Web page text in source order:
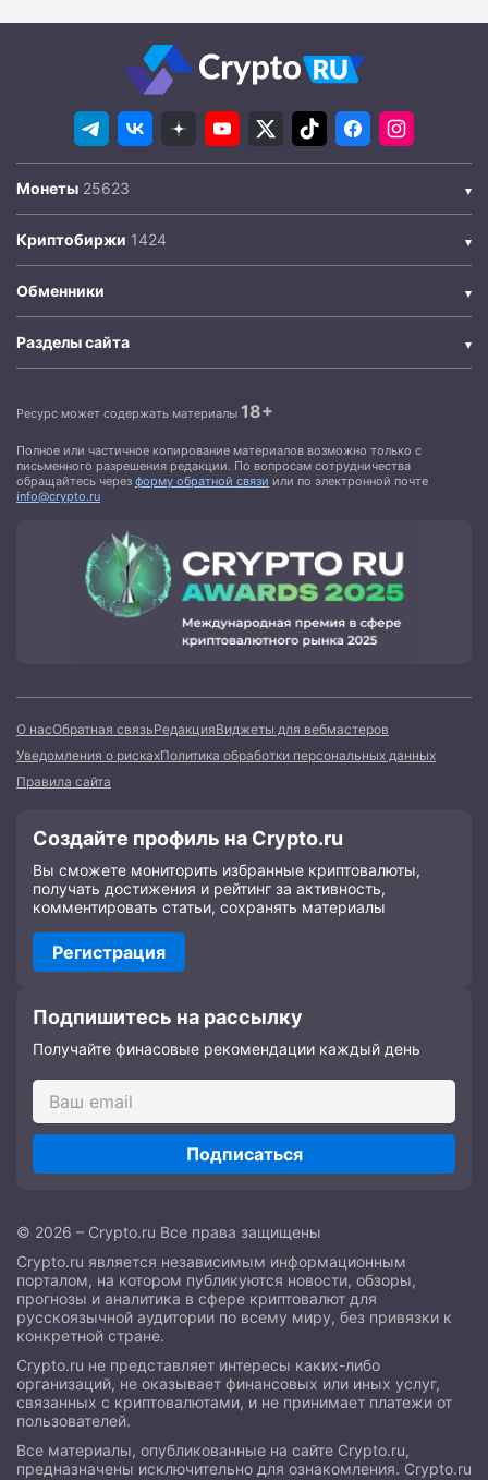
Монеты
Криптобиржи
Обменники
Разделы сайта
Ресурс может содержать материалы 18+
Полное или частичное копирование материалов возможно только с
письменного разрешения редакции. По вопросам сотрудничества
обращайтесь через форму обратной связи или по электронной почте
info@crypto.ru
О насОбратная связьРедакцияВиджеты для вебмастеров
Уведомления о рискахПолитика обработки персональных данных
Правила сайта
Создайте профиль на Crypto.ru
Вы сможете мониторить избранные криптовалюты,
получать достижения и рейтинг за активность,
комментировать статьи, сохранять материалы
Регистрация
Подпишитесь на рассылку
Получайте финасовые рекомендации каждый день
Подписаться
© 2026 – Crypto.ru Все права защищены
Crypto.ru является независимым информационным
порталом, на котором публикуются новости, обзоры,
прогнозы и аналитика в сфере криптовалют для
русскоязычной аудитории по всему миру, без привязки к
конкретной стране.
Crypto.ru не представляет интересы каких-либо
организаций, не оказывает финансовых или иных услуг,
связанных с криптовалютами, и не принимает платежи от
пользователей.
Все материалы, опубликованные на сайте Crypto.ru,
предназначены исключительно для ознакомления. Crypto.ru